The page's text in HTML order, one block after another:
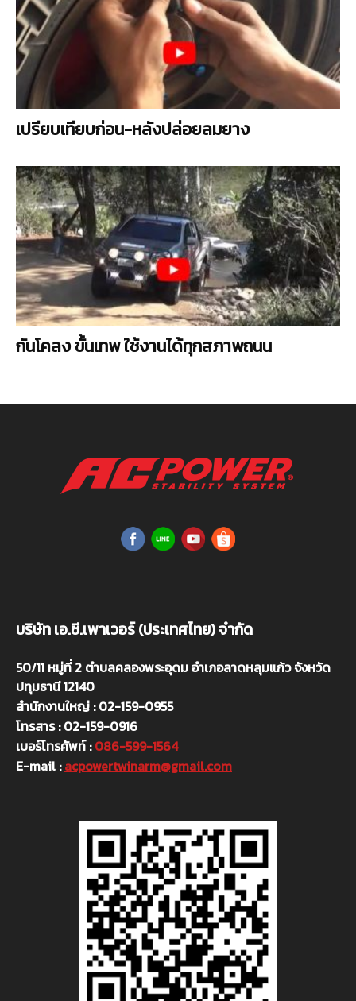
เปรียบเทียบก่อน-หลังปล่อยลมยาง
กันโคลง ขั้นเทพ ใช้งานได้ทุกสภาพถนน
บริษัท เอ.ซี.เพาเวอร์ (ประเทศไทย) จำกัด
50/11 หมู่ที่ 2 ตำบลคลองพระอุดม อำเภอลาดหลุมแก้ว จังหวัด
ปทุมธานี 12140
สำนักงานใหญ่ : 02-159-0955
โทรสาร : 02-159-0916
เบอร์โทรศัพท์ :086-599-1564
E-mail :acpowertwinarm@gmail.com